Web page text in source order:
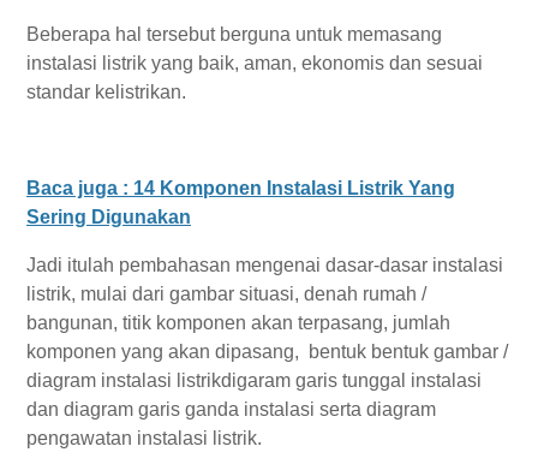
Beberapa hal tersebut berguna untuk memasang
instalasi listrik yang baik, aman, ekonomis dan sesuai
standar kelistrikan.
Baca juga : 14 Komponen Instalasi Listrik Yang
Sering Digunakan
Jadi itulah pembahasan mengenai dasar-dasar instalasi
listrik, mulai dari gambar situasi, denah rumah /
bangunan, titik komponen akan terpasang, jumlah
komponen yang akan dipasang, bentuk bentuk gambar /
diagram instalasi listrikdigaram garis tunggal instalasi
dan diagram garis ganda instalasi serta diagram
pengawatan instalasi listrik.